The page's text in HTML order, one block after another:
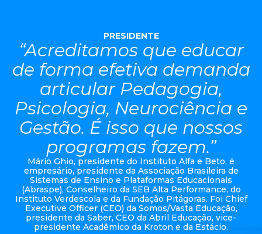
PRESIDENTE
“Acreditamos que educar
de forma efetiva demanda
articular Pedagogia,
Psicologia, Neurociência e
Gestão. É isso que nossos
programas fazem.”
Mário Ghio, presidente do Instituto Alfa e Beto, é
empresário, presidente da Associação Brasileira de
Sistemas de Ensino e Plataformas Educacionais
(Abraspe), Conselheiro da SEB Alta Performance, do
Instituto Verdescola e da Fundação Pitágoras. Foi Chief
Executive Officer (CEO) da Somos/Vasta Educação,
presidente da Saber, CEO da Abril Educação, vice-
presidente Acadêmico da Kroton e da Estácio.